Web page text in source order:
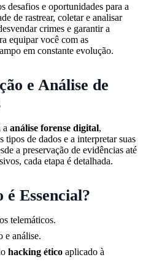
desafios e oportunidades para a
de rastrear, coletar e analisar
crimes e garantir a
equipar você com as
em constante evolução.
e Análise de
a análise forense digital,
de dados e a interpretar suas
a preservação de evidências até
cada etapa é detalhada.
é Essencial?
telemáticos.
e análise.
hacking ético aplicado à